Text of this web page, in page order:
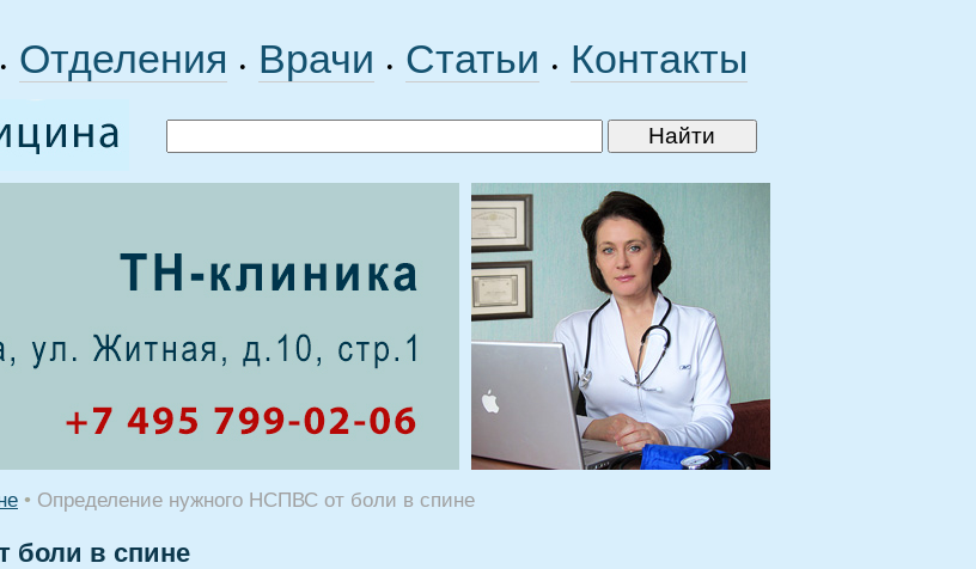
Отделения • Врачи • Статьи • Контакты
• Определение нужного НСПВС от боли в спине
боли в спине